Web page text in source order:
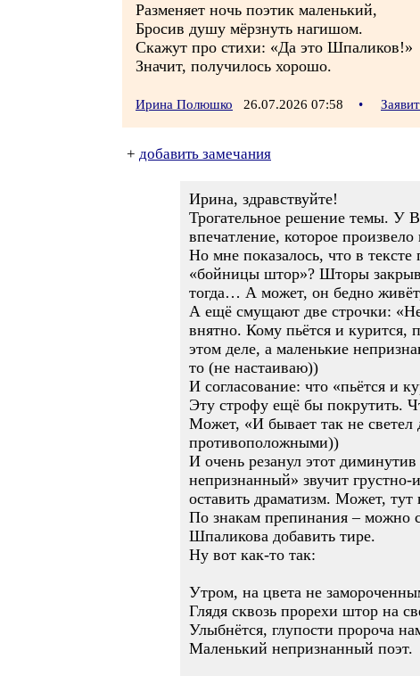
Разменяет ночь поэтик маленький,
Бросив душу мёрзнуть нагишом.
Скажут про стихи: «Да это Шпаликов!»
Значит, получилось хорошо.
Ирина Полюшко 26.07.2026 07:58 •
+ добавить замечания
Ирина, здравствуйте!
Трогательное решение темы. У
впечатление, которое
Но мне показалось, что в
«бойницы штор»? Шторы
тогда… А может, он бедно
А ещё смущают две строчки:
внятно. Кому пьётся и курится,
этом деле, а маленькие
то (не настаиваю))
И согласование: что «пьётся и
Эту строфу ещё бы покрутить.
Может, «И бывает так не
противоположными))
И очень резанул этот
непризнанный» звучит
оставить драматизм. Может,
По знакам препинания – можно
Шпаликова добавить тире.
Ну вот как-то так:
Утром, на цвета не
Глядя сквозь прорехи штор на
Улыбнётся, глупости пророча
Маленький непризнанный поэт.